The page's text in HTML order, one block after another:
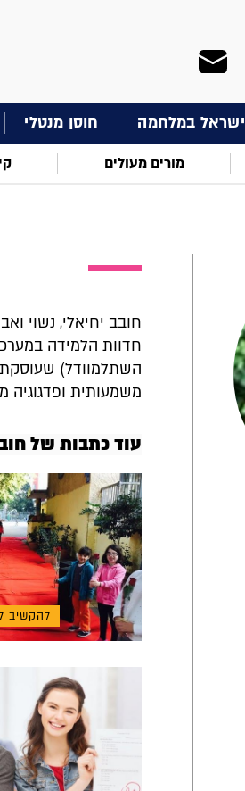
ישראל במלחמה חוסן מנטלי
מורים מעולים
חובב יחיאלי, נשוי
חדוות הלמידה
השתלמוודל) שעוסקת
משמעותית
עוד כתבות של
להקשיב